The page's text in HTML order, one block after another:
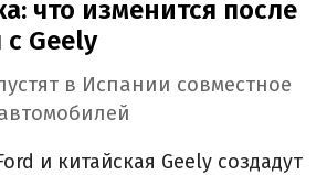
что изменится после
Geely
в Испании совместное
и китайская Geely создадут